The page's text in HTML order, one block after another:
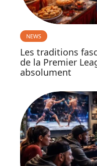
NEWS
Les traditions
de la Premier
absolument